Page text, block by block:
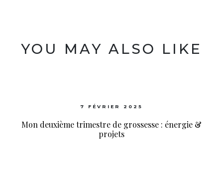
YOU MAY ALSO LIKE
7 FÉVRIER 2025
Mon deuxième trimestre de grossesse : énergie &
projets